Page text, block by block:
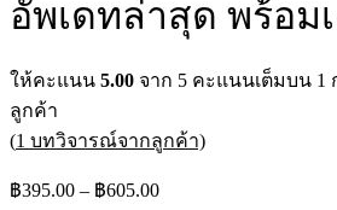
อัพเดทล่าสุด พร้อม
ให้คะแนน 5.00 จาก 5 คะแนนเต็มบน 1
ลูกค้า
(1 บทวิจารณ์จากลูกค้า)
฿395.00 – ฿605.00